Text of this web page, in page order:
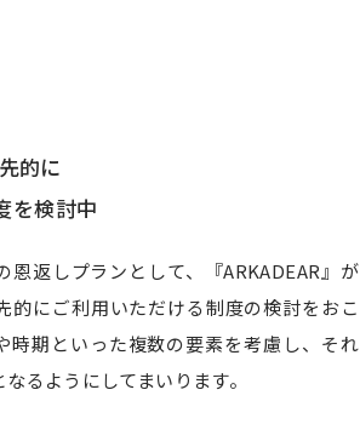
的に
を検討中
恩返しプランとして、『ARKADEAR』が
的にご利用いただける制度の検討をおこ
時期といった複数の要素を考慮し、それ
るようにしてまいります。